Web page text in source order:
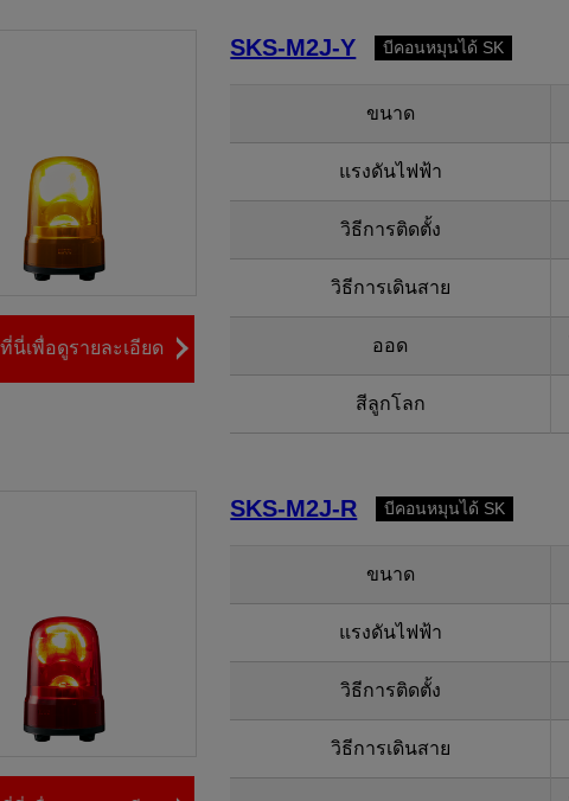
นี่เพื่อดูรายละเอียด
SKS-M2J-Y บีคอนหมุนได้ SK
ขนาด
แรงดันไฟฟ้า
วิธีการติดตั้ง
วิธีการเดินสาย
ออด
สีลูกโลก
SKS-M2J-R บีคอนหมุนได้ SK
ขนาด
แรงดันไฟฟ้า
วิธีการติดตั้ง
วิธีการเดินสาย